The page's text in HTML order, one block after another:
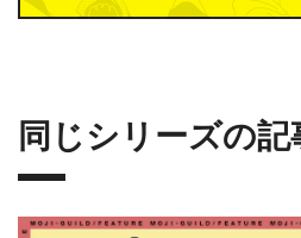
同じシリーズの